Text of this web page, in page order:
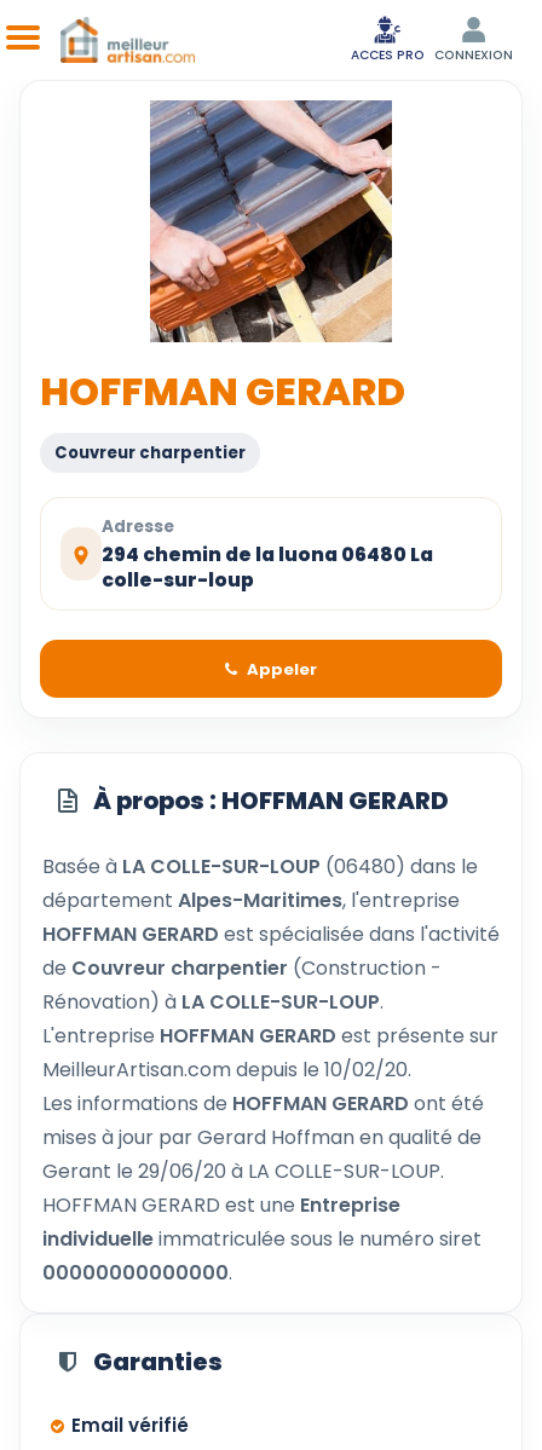
ACCES PRO CONNEXION
HOFFMAN GERARD
Couvreur charpentier
Adresse
294 chemin de la luona 06480 La
colle-sur-loup
Appeler
À propos : HOFFMAN GERARD
Basée à LA COLLE-SUR-LOUP (06480) dans le
département Alpes-Maritimes, l'entreprise
HOFFMAN GERARD est spécialisée dans l'activité
de Couvreur charpentier (Construction -
Rénovation) à LA COLLE-SUR-LOUP.
L'entreprise HOFFMAN GERARD est présente sur
MeilleurArtisan.com depuis le 10/02/20.
Les informations de HOFFMAN GERARD ont été
mises à jour par Gerard Hoffman en qualité de
Gerant le 29/06/20 à LA COLLE-SUR-LOUP.
HOFFMAN GERARD est une Entreprise
individuelleimmatriculée sous le numéro siret
00000000000000.
Garanties
Email vérifié